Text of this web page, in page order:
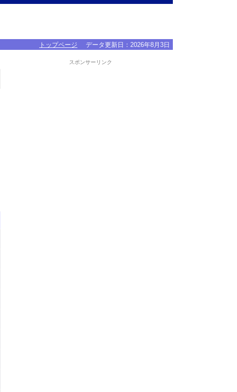
トップページ データ更新日： 2026年8月3日
スポンサーリンク